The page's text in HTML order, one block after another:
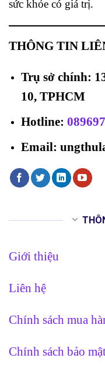
sức khỏe có giá trị.
THÔNG TIN
Trụ sở chính:
10, TPHCM
Hotline:
Email:
Giới thiệu
Liên hệ
Chính sách mua
Chính sách bảo